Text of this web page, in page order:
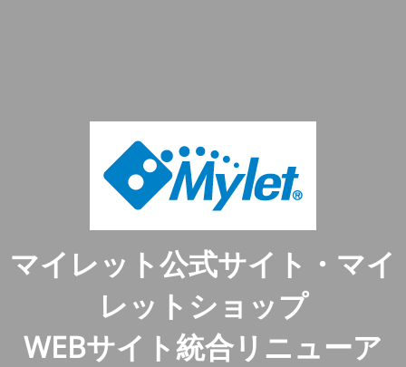
マイレット公式サイト・マイ
レットショップ
WEBサイト統合リニューア